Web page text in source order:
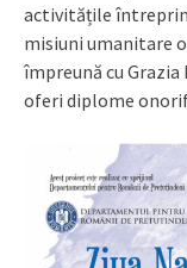
activitățile
misiuni umanitare
împreună cu Grazia
oferi diplome